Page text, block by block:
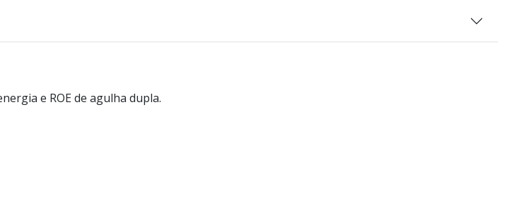
e ROE de agulha dupla.